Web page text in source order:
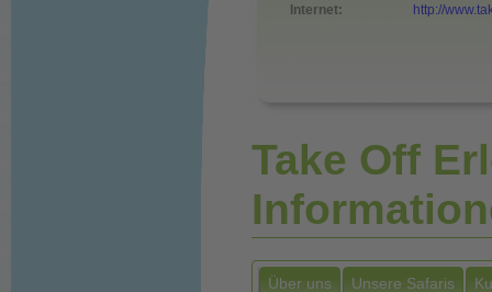
Internet:
http://
Take Off
Über uns Unsere Safaris